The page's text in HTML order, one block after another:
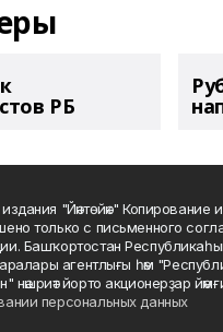
РБ
"Йәнтөйәк" Копирование
только с письменного
Башҡортостан
агентлығы һәм
нәшриәт йорто акционерҙар
персональных данных